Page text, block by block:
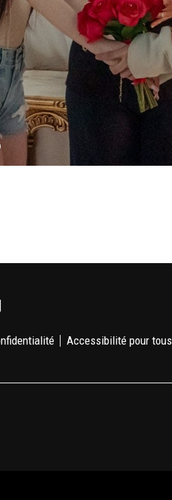
Newsletter
Accessibilité pour tous